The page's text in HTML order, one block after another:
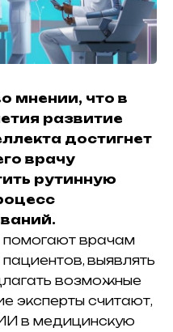
мнении, что в
развитие
достигнет
врачу
рутинную
помогают врачам
выявлять
возможные
эксперты считают,
в медицинскую